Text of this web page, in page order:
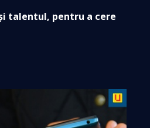
talentul, pentru a cere